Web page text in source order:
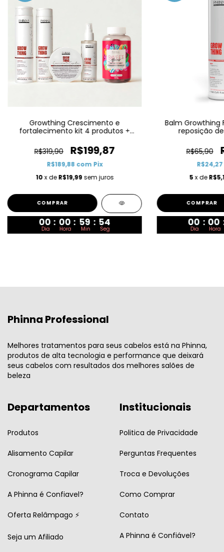
Growthing Crescimento e
fortalecimento kit 4 produtos +
R$319,90
R$199,87
R$189,88 com Pix
10x deR$19,99 sem juros
00 : 00 : 59 : 52
Dia Hora Min Seg
Balm
reposição
R$65,90
R$24,27
5 x de
00 : 00
Dia Hora
Phinna Professional
Melhores tratamentos para seus cabelos está na Phinna,
produtos de alta tecnologia e performance que deixará
seus cabelos com resultados dos melhores salões de
beleza
Departamentos
Produtos
Alisamento Capilar
Cronograma Capilar
A Phinna é Confiavel?
Oferta Relâmpago ⚡
Seja um Afiliado
Institucionais
Politica de Privacidade
Perguntas Frequentes
Troca e Devoluções
Como Comprar
Contato
A Phinna é Confiável?